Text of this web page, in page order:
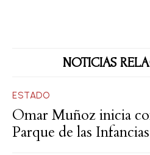
NOTICIAS
ESTADO
Omar Muñoz inicia
Parque de las Infancias